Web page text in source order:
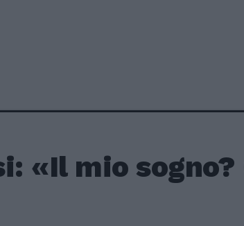
«Il mio sogno?